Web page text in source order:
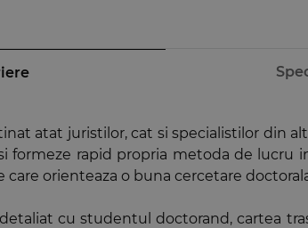
atat juristilor, cat si specialistilor din
formeze rapid propria metoda de lucru
orienteaza o buna cercetare
cu studentul doctorand, cartea